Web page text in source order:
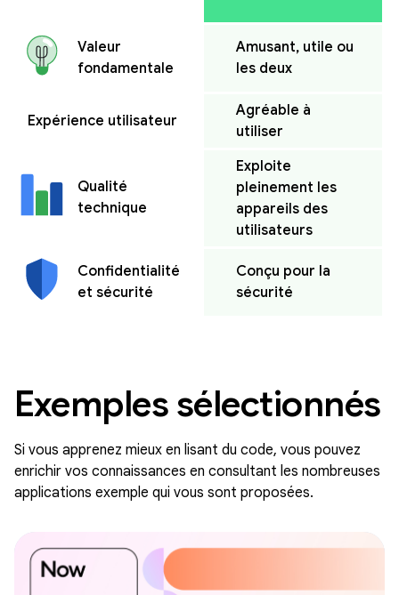
Valeur
fondamentale
Amusant, utile ou
les deux
Expérience utilisateur
Agréable à
utiliser
Qualité
technique
Exploite
pleinement les
appareils des
utilisateurs
Confidentialité
et sécurité
Conçu pour la
sécurité
Exemples sélectionnés
Si vous apprenez mieux en lisant du code, vous pouvez
enrichir vos connaissances en consultant les nombreuses
applications exemple qui vous sont proposées.